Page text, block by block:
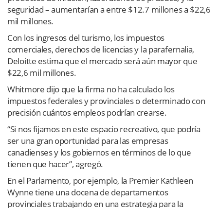
seguridad – aumentarían a entre $12.7 millones a $22,6
mil millones.
Con los ingresos del turismo, los impuestos
comerciales, derechos de licencias y la parafernalia,
Deloitte estima que el mercado será aún mayor que
$22,6 mil millones.
Whitmore dijo que la firma no ha calculado los
impuestos federales y provinciales o determinado con
precisión cuántos empleos podrían crearse.
“Si nos fijamos en este espacio recreativo, que podría
ser una gran oportunidad para las empresas
canadienses y los gobiernos en términos de lo que
tienen que hacer”, agregó.
En el Parlamento, por ejemplo, la Premier Kathleen
Wynne tiene una docena de departamentos
provinciales trabajando en una estrategia para la